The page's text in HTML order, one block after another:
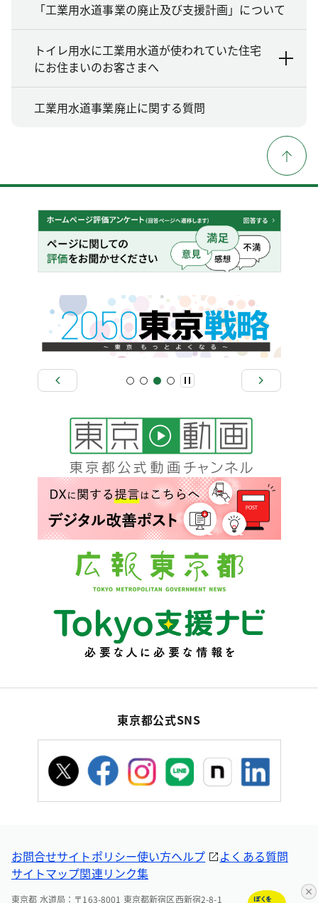
「工業用水道事業の廃止及び支援計画」について
トイレ用水に工業用水道が使われていた住宅
にお住まいのお客さまへ
工業用水道事業廃止に関する質問
東京都公式SNS
お問合せサイトポリシー使い方ヘルプ
よくある質問
サイトマップ関連リンク集
東京都 水道局：〒163-8001 東京都新宿区西新宿2-8-1